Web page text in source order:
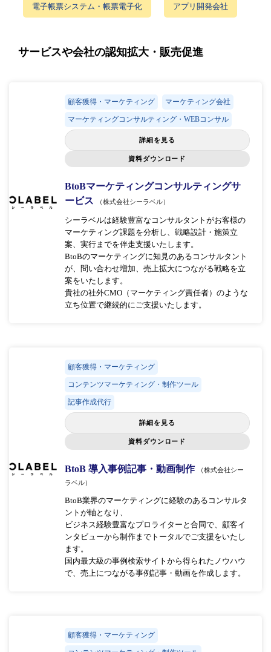
電子帳票システム・帳票電子化 アプリ開発会社
サービスや会社の認知拡大・販売促進
顧客獲得・マーケティング マーケティング会社
マーケティングコンサルティング・WEBコンサル
詳細を見る
資料ダウンロード
BtoBマーケティングコンサルティングサ
ービス
（株式会社シーラベル）
シーラベルは経験豊富なコンサルタントがお客様の
マーケティング課題を分析し、戦略設計・施策立
案、実行までを伴走支援いたします。
BtoBのマーケティングに知見のあるコンサルタント
が、問い合わせ増加、売上拡大につながる戦略を立
案をいたします。
貴社の社外CMO（マーケティング責任者）のような
立ち位置で継続的にご支援いたします。
顧客獲得・マーケティング
コンテンツマーケティング・制作ツール
記事作成代行
詳細を見る
資料ダウンロード
BtoB 導入事例記事・動画制作
（株式会社シー
ラベル）
BtoB業界のマーケティングに経験のあるコンサルタ
ントが軸となり、
ビジネス経験豊富なプロライターと合同で、顧客イ
ンタビューから制作までトータルでご支援をいたし
ます。
国内最大級の事例検索サイトから得られたノウハウ
で、売上につながる事例記事・動画を作成します。
顧客獲得・マーケティング